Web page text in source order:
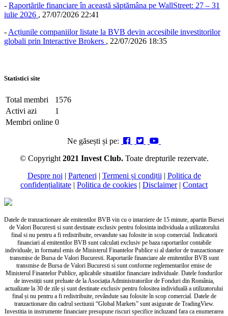
- Raportările financiare în această săptămâna pe WallStreet: 27 – 31
iulie 2026 , 27/07/2026 22:41
- Acțiunile companiilor listate la BVB devin accesibile investitorilor
globali prin Interactive Brokers , 22/07/2026 18:35
Statistici site
Total membri
1576
Activi azi
1
Membri online 0
Ne găsești și pe:
© Copyright 2021 Invest Club. Toate drepturile rezervate.
Despre noi | Parteneri | Termeni și condiții | Politica de
confidențialitate | Politica de cookies | Disclaimer| Contact
Datele de tranzactionare ale emitentilor BVB vin cu o intarziere de 15 minute, apartin Bursei
de Valori Bucuresti si sunt destinate exclusiv pentru folosinta individuala a utilizatorului
final si nu pentru a fi redistribuite, revandute sau folosite in scop comercial. Indicatorii
financiari al emitentilor BVB sunt calculati exclusiv pe baza raportarilor contabile
individuale, in formatul emis de Ministerul Finantelor Publice si al datelor de tranzactionare
transmise de Bursa de Valori Bucuresti. Raportarile financiare ale emitentilor BVB sunt
transmise de Bursa de Valori Bucuresti si sunt conforme reglementarilor emise de
Ministerul Finantelor Publice, aplicabile situatiilor financiare individuale. Datele fondurilor
de investiții sunt preluate de la Asociația Administratorilor de Fonduri din România,
actualizate la 30 de zile și sunt destinate exclusiv pentru folositea individuală a utilizatorului
final și nu pentru a fi redistribuite, revândute sau folosite în scop comercial. Datele de
tranzactionare din cadrul sectiunii “Global Markets” sunt asigurate de TradingView.
Investitia in instrumente financiare presupune riscuri specifice incluzand fara ca enumerarea